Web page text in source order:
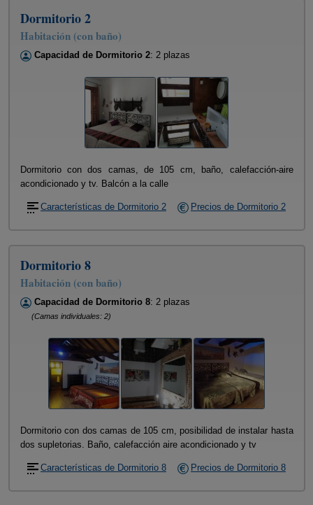
Dormitorio 2
Habitación (con baño)
Capacidad de Dormitorio 2: 2 plazas
Dormitorio con dos camas, de 105 cm, baño, calefacción-aire
acondicionado y tv. Balcón a la calle
Características de Dormitorio 2 Precios de Dormitorio 2
Dormitorio 8
Habitación (con baño)
Capacidad de Dormitorio 8: 2 plazas
(Camas individuales: 2)
Dormitorio con dos camas de 105 cm, posibilidad de instalar hasta
dos supletorias. Baño, calefacción aire acondicionado y tv
Características de Dormitorio 8 Precios de Dormitorio 8